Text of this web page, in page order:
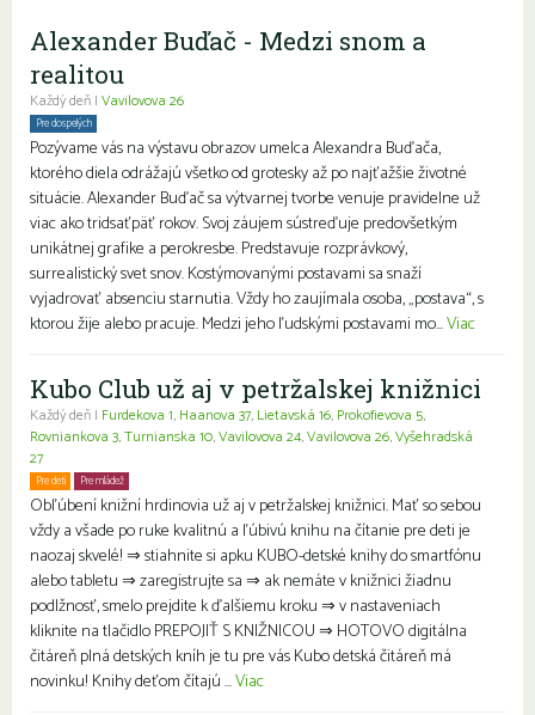
Alexander Buďač - Medzi snom a
realitou
Každý deň | Vavilovova 26
Pre dospelých
Pozývame vás na výstavu obrazov umelca Alexandra Buďača,
ktorého diela odrážajú všetko od grotesky až po najťažšie životné
situácie. Alexander Buďač sa výtvarnej tvorbe venuje pravidelne už
viac ako tridsaťpäť rokov. Svoj záujem sústreďuje predovšetkým
unikátnej grafike a perokresbe. Predstavuje rozprávkový,
surrealistický svet snov. Kostýmovanými postavami sa snaží
vyjadrovať absenciu starnutia. Vždy ho zaujímala osoba, „postava“, s
ktorou žije alebo pracuje. Medzi jeho ľudskými postavami mo...Viac
Kubo Club už aj v petržalskej knižnici
Každý deň | Furdekova 1, Haanova 37, Lietavská 16, Prokofievova 5,
Rovniankova 3,Turnianska 10,Vavilovova 24,Vavilovova 26,Vyšehradská
27
Pre deti Pre mládež
Obľúbení knižní hrdinovia už aj v petržalskej knižnici. Mať so sebou
vždy a všade po ruke kvalitnú a ľúbivú knihu na čítanie pre deti je
naozaj skvelé! ⇒ stiahnite si apku KUBO-detské knihy do smartfónu
alebo tabletu ⇒ zaregistrujte sa ⇒ ak nemáte v knižnici žiadnu
podlžnosť, smelo prejdite k ďalšiemu kroku ⇒ v nastaveniach
kliknite na tlačidlo PREPOJIŤ S KNIŽNICOU ⇒ HOTOVO digitálna
čitáreň plná detských kníh je tu pre vás Kubo detská čitáreň má
novinku! Knihy deťom čítajú ...Viac